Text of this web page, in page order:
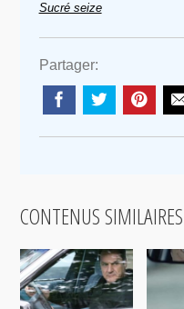
Sucré seize
Partager:
CONTENUS SIMILAIRES